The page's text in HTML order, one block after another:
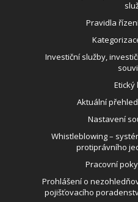
Pravidla
Investiční služby,
Etický
Aktuální
Nastavení
Whistleblowing –
protiprávního
Pracovní
Prohlášení o
pojišťovacího